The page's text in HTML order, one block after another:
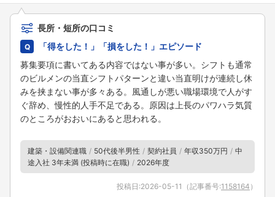
長所・短所の口コミ
「得をした！」「損をした！」エピソード
募集要項に書いてある内容ではない事が多い。シフトも通常
のビルメンの当直シフトパターンと違い当直明けが連続し休
みを挟まない事が多々ある。風通しが悪い職場環境で人がす
ぐ辞め、慢性的人手不足である。原因は上長のパワハラ気質
のところがおおいにあると思われる。
建築・設備関連職 50代後半男性 契約社員 年収350万円
中
途入社 3年未満 (投稿時に在職)
2026年度
投稿日:2026-05-11 （記事番号:1158164 ）